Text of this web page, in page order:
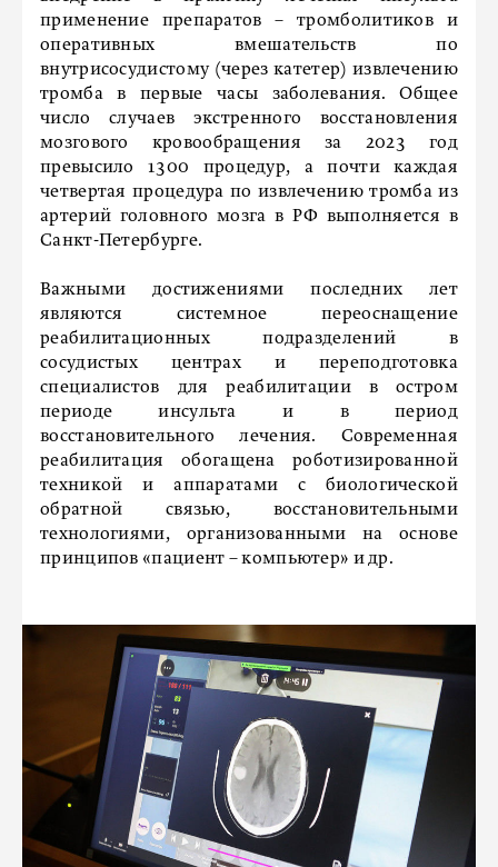
применение препаратов – тромболитиков и
оперативных вмешательств по
внутрисосудистому (через катетер) извлечению
тромба в первые часы заболевания. Общее
число случаев экстренного восстановления
мозгового кровообращения за 2023 год
превысило 1300 процедур, а почти каждая
четвертая процедура по извлечению тромба из
артерий головного мозга в РФ выполняется в
Санкт-Петербурге.
Важными достижениями последних лет
являются системное переоснащение
реабилитационных подразделений в
сосудистых центрах и переподготовка
специалистов для реабилитации в остром
периоде инсульта и в период
восстановительного лечения. Современная
реабилитация обогащена роботизированной
техникой и аппаратами с биологической
обратной связью, восстановительными
технологиями, организованными на основе
принципов «пациент – компьютер» и др.